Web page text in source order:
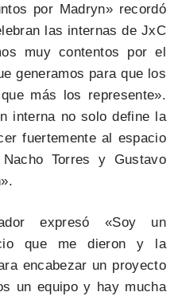
por Madryn» recordó
las internas de JxC
muy contentos por el
generamos para que los
más los represente».
interna no solo define la
fuertemente al espacio
Torres y Gustavo
expresó «Soy un
que me dieron y la
encabezar un proyecto
un equipo y hay mucha